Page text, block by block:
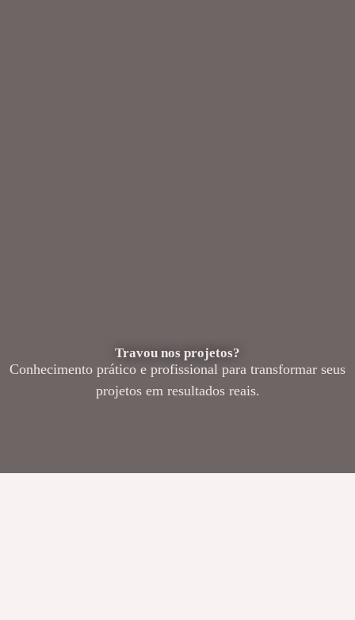
Travou nos projetos?
Conhecimento prático e profissional para transformar seus
projetos em resultados reais.